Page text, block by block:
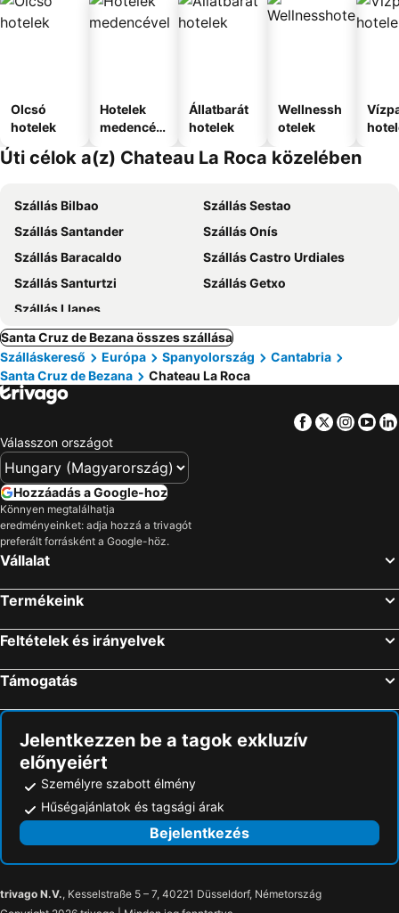
Olcsó
hotelek
Hotelek
medencév
Állatbarát
hotelek
Wellnessh
otelek
Úti célok a(z) Chateau La Roca közelében
Szállás Bilbao
Szállás Sestao
Szállás Santander
Szállás Onís
Szállás Baracaldo
Szállás Castro Urdiales
Szállás Santurtzi
Szállás Getxo
Szállás Llanes
Santa Cruz de Bezana összes szállása
Szálláskereső
Európa Spanyolország
Cantabria
Santa Cruz de Bezana
Chateau La Roca
Facebook
Twitter
Válasszon országot
Hozzáadás a Google-hoz
Könnyen megtalálhatja
eredményeinket: adja hozzá a trivagót
preferált forrásként a Google-höz.
Vállalat
Termékeink
Feltételek és irányelvek
Támogatás
Jelentkezzen be a tagok exkluzív
előnyeiért
Személyre szabott élmény
Hűségajánlatok és tagsági árak
Bejelentkezés
trivago N.V., Kesselstraße 5 – 7, 40221 Düsseldorf, Németország